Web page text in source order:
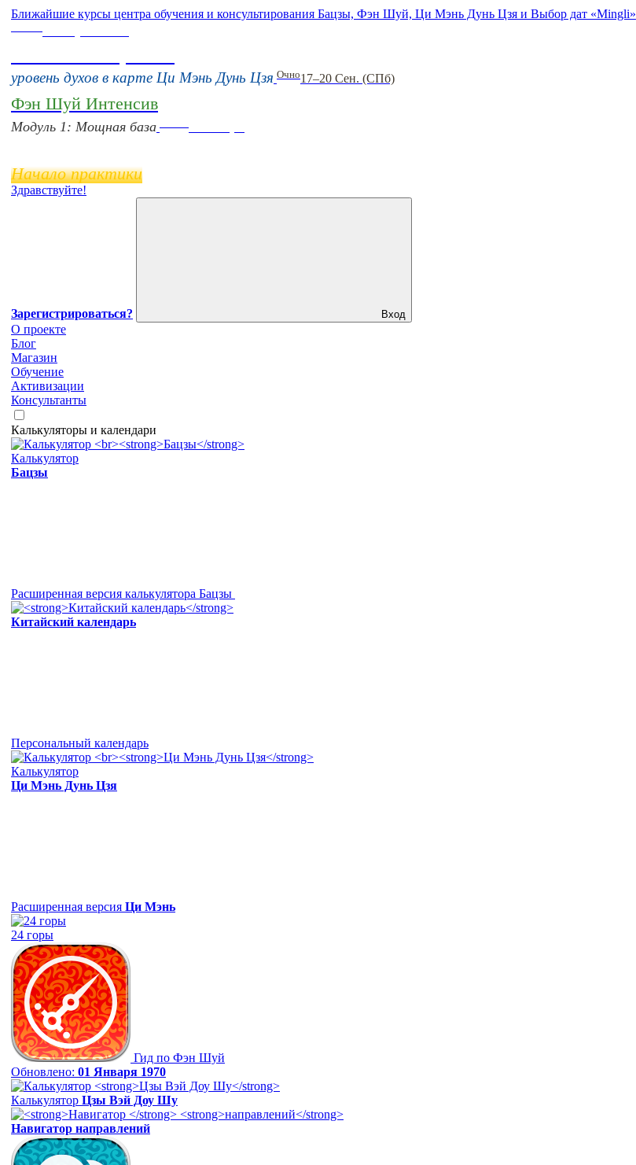
Ближайшие курсы центра обучения и консультирования Бацзы, Фэн Шуй, Ци Мэнь Дунь Цзя и Выбор дат «Mingli»
уровень духов в карте Ци Мэнь Дунь Цзя Очно17–20 Сен. (СПб)
Фэн Шуй Интенсив
Модуль 1: Мощная база
Начало практики
Здравствуйте!
Зарегистрироваться? Вход
О проекте
Блог
Магазин
Обучение
Активизации
Консультанты
Калькуляторы и календари
Калькулятор
Бацзы
Расширенная версия калькулятора Бацзы
Китайский календарь
Персональный календарь
Калькулятор
Ци Мэнь Дунь Цзя
Расширенная версия Ци Мэнь
24 горы
Гид по Фэн Шуй
Обновлено: 01 Января 1970
Калькулятор Цзы Вэй Доу Шу
Навигатор направлений